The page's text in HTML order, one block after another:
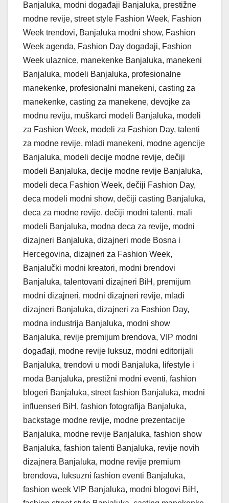
Banjaluka, modni događaji Banjaluka, prestižne
modne revije, street style Fashion Week, Fashion
Week trendovi, Banjaluka modni show, Fashion
Week agenda, Fashion Day događaji, Fashion
Week ulaznice, manekenke Banjaluka, manekeni
Banjaluka, modeli Banjaluka, profesionalne
manekenke, profesionalni manekeni, casting za
manekenke, casting za manekene, devojke za
modnu reviju, muškarci modeli Banjaluka, modeli
za Fashion Week, modeli za Fashion Day, talenti
za modne revije, mladi manekeni, modne agencije
Banjaluka, modeli decije modne revije, dečiji
modeli Banjaluka, decije modne revije Banjaluka,
modeli deca Fashion Week, dečiji Fashion Day,
deca modeli modni show, dečiji casting Banjaluka,
deca za modne revije, dečiji modni talenti, mali
modeli Banjaluka, modna deca za revije, modni
dizajneri Banjaluka, dizajneri mode Bosna i
Hercegovina, dizajneri za Fashion Week,
Banjalučki modni kreatori, modni brendovi
Banjaluka, talentovani dizajneri BiH, premijum
modni dizajneri, modni dizajneri revije, mladi
dizajneri Banjaluka, dizajneri za Fashion Day,
modna industrija Banjaluka, modni show
Banjaluka, revije premijum brendova, VIP modni
događaji, modne revije luksuz, modni editorijali
Banjaluka, trendovi u modi Banjaluka, lifestyle i
moda Banjaluka, prestižni modni eventi, fashion
blogeri Banjaluka, street fashion Banjaluka, modni
influenseri BiH, fashion fotografija Banjaluka,
backstage modne revije, modne prezentacije
Banjaluka, modne revije Banjaluka, fashion show
Banjaluka, fashion talenti Banjaluka, revije novih
dizajnera Banjaluka, modne revije premium
brendova, luksuzni fashion eventi Banjaluka,
fashion week VIP Banjaluka, modni blogovi BiH,